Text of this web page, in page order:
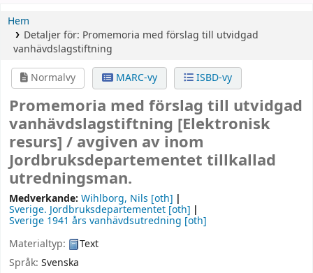
Hem
Detaljer för: Promemoria med förslag till utvidgad
vanhävdslagstiftning
Normalvy
MARC-vy ISBD-vy
Promemoria med förslag till utvidgad
vanhävdslagstiftning [Elektronisk
resurs] / avgiven av inom
Jordbruksdepartementet tillkallad
utredningsman.
Medverkande: Wihlborg, Nils [oth]
Sverige. Jordbruksdepartementet [oth]
Sverige 1941 års vanhävdsutredning [oth]
Materialtyp:
Text
Språk: Svenska